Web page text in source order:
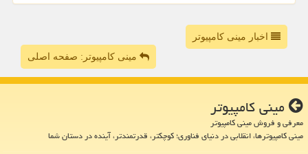
اخبار مینی کامپیوتر
مینی کامپیوتر: صفحه اصلی
مینی كامپیوتر
معرفی و فروش مینی کامپیوتر
مینی کامپیوترها، انقلابی در دنیای فناوری؛ کوچکتر، قدرتمندتر، آینده در دستان شما